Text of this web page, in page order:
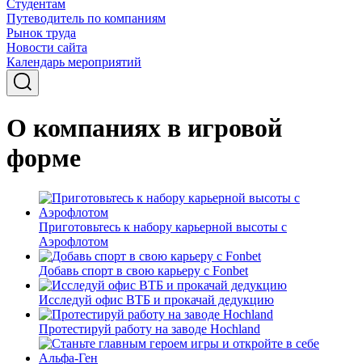
Студентам
Путеводитель по компаниям
Рынок труда
Новости сайта
Календарь мероприятий
О компаниях в игровой
форме
Приготовьтесь к набору карьерной высоты с
Аэрофлотом
Добавь спорт в свою карьеру с Fonbet
Исследуй офис ВТБ и прокачай дедукцию
Протестируй работу на заводе Hochland